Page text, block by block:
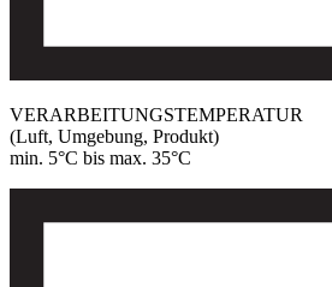
VERARBEITUNGSTEMPERATUR
(Luft, Umgebung, Produkt)
min. 5°C bis max. 35°C